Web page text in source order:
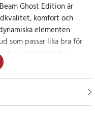
Ghost Edition är
komfort och
elementen
som passar lika bra för
gör det
medan Smart Ambient
vid behov.